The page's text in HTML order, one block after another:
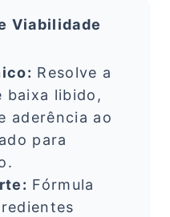
Viabilidade
Resolve a
baixa libido,
aderência ao
para
Fórmula